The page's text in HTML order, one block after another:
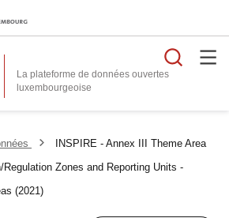
La plateforme de données ouvertes
INSPIRE - Annex III Theme Area
Zones and Reporting Units -
(2021)